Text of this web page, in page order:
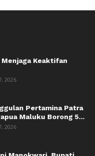
Menjaga Keaktifan
2026
Pertamina Patra
Maluku Borong 5...
2026